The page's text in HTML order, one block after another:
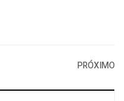
PRÓXIMO